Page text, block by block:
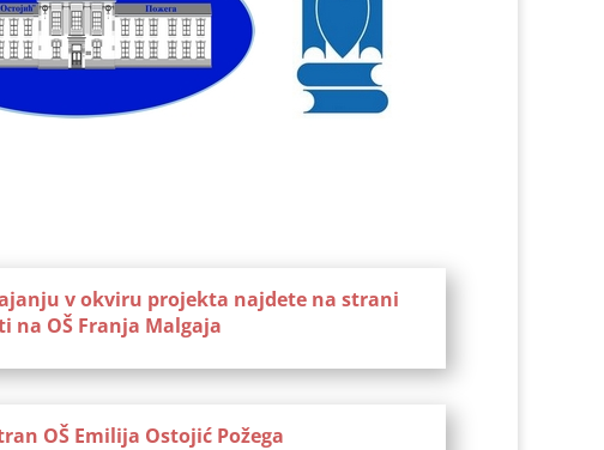
v okviru projekta najdete na strani
na OŠ Franja Malgaja
OŠ Emilija Ostojić Požega